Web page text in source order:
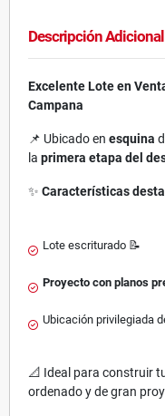
Descripción Adicional
Excelente Lote en
Campana
📌 Ubicado en esquina
la primera etapa del
✨ Características
Lote escriturado 📝
Proyecto con planos
Ubicación privilegiada
📐 Ideal para construir
ordenado y de gran